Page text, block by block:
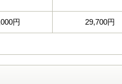
円 29,700円